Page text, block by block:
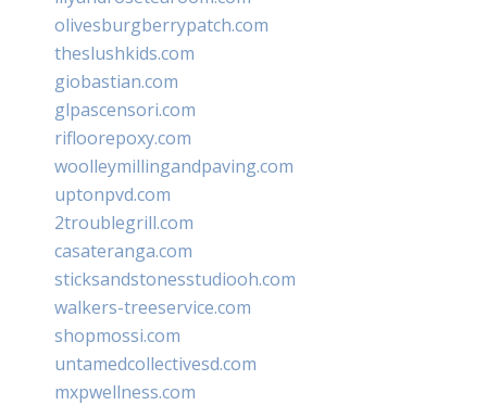
olivesburgberrypatch.com
theslushkids.com
giobastian.com
glpascensori.com
rifloorepoxy.com
woolleymillingandpaving.com
uptonpvd.com
2troublegrill.com
casateranga.com
sticksandstonesstudiooh.com
walkers-treeservice.com
shopmossi.com
untamedcollectivesd.com
mxpwellness.com